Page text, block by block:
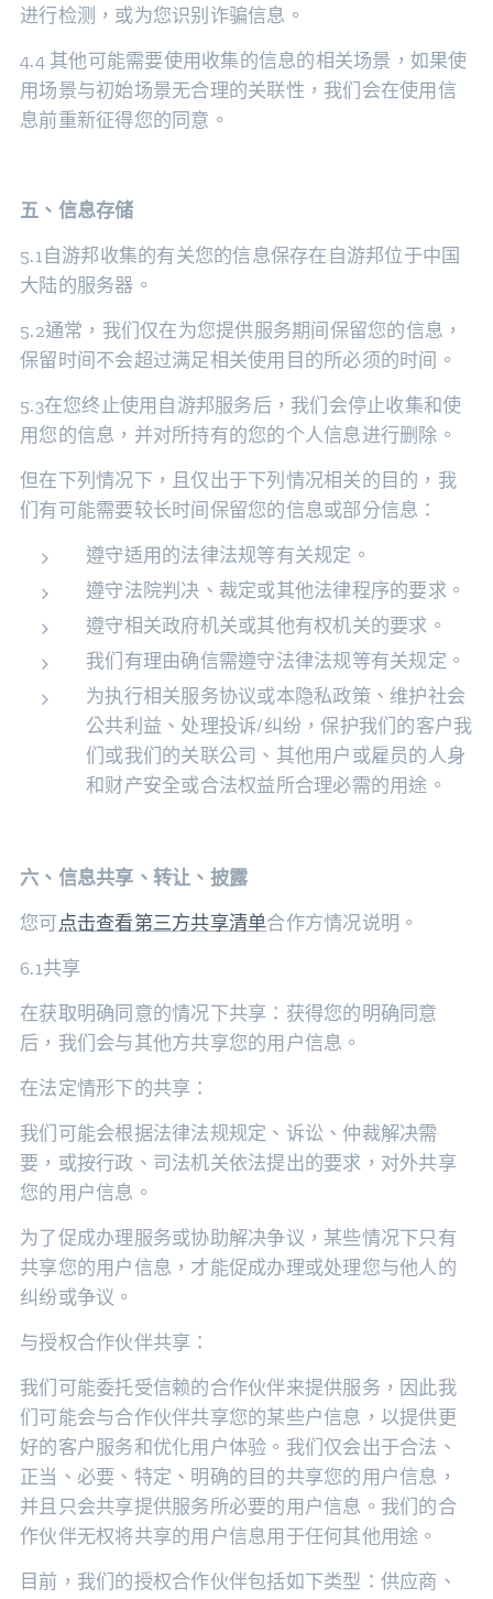
进行检测，或为您识别诈骗信息。
4.4 其他可能需要使用收集的信息的相关场景，如果使
用场景与初始场景无合理的关联性，我们会在使用信
息前重新征得您的同意。
五、信息存储
5.1自游邦收集的有关您的信息保存在自游邦位于中国
大陆的服务器。
5.2通常，我们仅在为您提供服务期间保留您的信息，
保留时间不会超过满足相关使用目的所必须的时间。
5.3在您终止使用自游邦服务后，我们会停止收集和使
用您的信息，并对所持有的您的个人信息进行删除。
但在下列情况下，且仅出于下列情况相关的目的，我
们有可能需要较长时间保留您的信息或部分信息：
遵守适用的法律法规等有关规定。
遵守法院判决、裁定或其他法律程序的要求。
遵守相关政府机关或其他有权机关的要求。
我们有理由确信需遵守法律法规等有关规定。
为执行相关服务协议或本隐私政策、维护社会
公共利益、处理投诉/纠纷，保护我们的客户我
们或我们的关联公司、其他用户或雇员的人身
和财产安全或合法权益所合理必需的用途。
六、信息共享、转让、披露
您可点击查看第三方共享清单合作方情况说明。
6.1共享
在获取明确同意的情况下共享：获得您的明确同意
后，我们会与其他方共享您的用户信息。
在法定情形下的共享：
我们可能会根据法律法规规定、诉讼、仲裁解决需
要，或按行政、司法机关依法提出的要求，对外共享
您的用户信息。
为了促成办理服务或协助解决争议，某些情况下只有
共享您的用户信息，才能促成办理或处理您与他人的
纠纷或争议。
与授权合作伙伴共享：
我们可能委托受信赖的合作伙伴来提供服务，因此我
们可能会与合作伙伴共享您的某些户信息，以提供更
好的客户服务和优化用户体验。我们仅会出于合法、
正当、必要、特定、明确的目的共享您的用户信息，
并且只会共享提供服务所必要的用户信息。我们的合
作伙伴无权将共享的用户信息用于任何其他用途。
目前，我们的授权合作伙伴包括如下类型：供应商、